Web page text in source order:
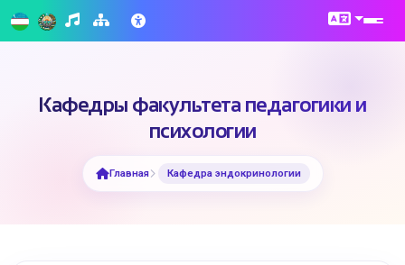
Кафедры факультета педагогики и
психологии
Главная Кафедра эндокринологии